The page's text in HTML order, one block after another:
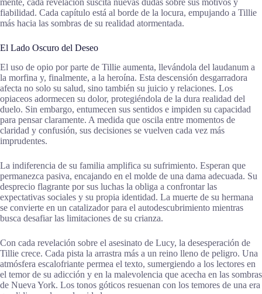
mente, cada revelación suscita nuevas dudas sobre sus motivos y
fiabilidad. Cada capítulo está al borde de la locura, empujando a Tillie
más hacia las sombras de su realidad atormentada.
El Lado Oscuro del Deseo
El uso de opio por parte de Tillie aumenta, llevándola del laudanum a
la morfina y, finalmente, a la heroína. Esta descensión desgarradora
afecta no solo su salud, sino también su juicio y relaciones. Los
opiaceos adormecen su dolor, protegiéndola de la dura realidad del
duelo. Sin embargo, entumecen sus sentidos e impiden su capacidad
para pensar claramente. A medida que oscila entre momentos de
claridad y confusión, sus decisiones se vuelven cada vez más
imprudentes.
La indiferencia de su familia amplifica su sufrimiento. Esperan que
permanezca pasiva, encajando en el molde de una dama adecuada. Su
desprecio flagrante por sus luchas la obliga a confrontar las
expectativas sociales y su propia identidad. La muerte de su hermana
se convierte en un catalizador para el autodescubrimiento mientras
busca desafiar las limitaciones de su crianza.
Con cada revelación sobre el asesinato de Lucy, la desesperación de
Tillie crece. Cada pista la arrastra más a un reino lleno de peligro. Una
atmósfera escalofriante permea el texto, sumergiendo a los lectores en
el temor de su adicción y en la malevolencia que acecha en las sombras
de Nueva York. Los tonos góticos resuenan con los temores de una era